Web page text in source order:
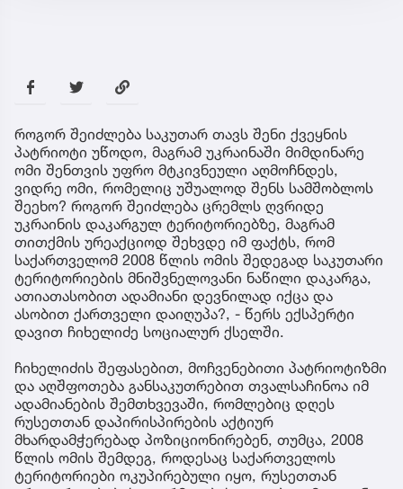
როგორ შეიძლება საკუთარ თავს შენი ქვეყნის
პატრიოტი უწოდო, მაგრამ უკრაინაში მიმდინარე
ომი შენთვის უფრო მტკივნეული აღმოჩნდეს,
ვიდრე ომი, რომელიც უშუალოდ შენს სამშობლოს
შეეხო? როგორ შეიძლება ცრემლს ღვრიდე
უკრაინის დაკარგულ ტერიტორიებზე, მაგრამ
თითქმის ურეაქციოდ შეხვდე იმ ფაქტს, რომ
საქართველომ 2008 წლის ომის შედეგად საკუთარი
ტერიტორიების მნიშვნელოვანი ნაწილი დაკარგა,
ათიათასობით ადამიანი დევნილად იქცა და
ასობით ქართველი დაიღუპა?, - წერს ექსპერტი
დავით ჩიხელიძე სოციალურ ქსელში.
ჩიხელიძის შეფასებით, მოჩვენებითი პატრიოტიზმი
და აღშფოთება განსაკუთრებით თვალსაჩინოა იმ
ადამიანების შემთხვევაში, რომლებიც დღეს
რუსეთთან დაპირისპირების აქტიურ
მხარდამჭერებად პოზიციონირებენ, თუმცა, 2008
წლის ომის შემდეგ, როდესაც საქართველოს
ტერიტორიები ოკუპირებული იყო, რუსეთთან